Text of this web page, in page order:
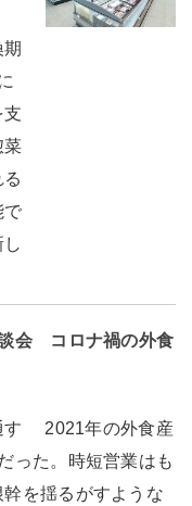
支
菜
で
会 コロナ禍の外食
す 2021年の外食産
った。時短営業はも
を揺るがすような